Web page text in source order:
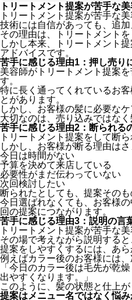
トリートメント提案が苦手な
トリートメント提案が苦手な
技術には自信があっても、追
その理由は、トリートメント
しかし本来、トリートメント
アドバイスです。
苦手に感じる理由1：押し売り
美容師がトリートメント提案
す。
特に長く通ってくれているお
とがあります。
しかし、お客様の髪に必要な
大切なのは、売り込みではな
苦手に感じる理由2：断られる
トリートメント提案をして断
しかし、お客様が断る理由はさ
今日は時間がない
予算を決めて来店している
必要性がまだ伝わっていない
次回検討したい
断られたとしても、提案その
今日選ばれなくても、お客様
回の提案につながります。
苦手に感じる理由3：説明の言
トリートメント提案が苦手な
その場で考えながら説明する
提案をしやすくするには、あ
例えばカラー後のお客様には
「今日のカラー後は毛先が乾
出やすくなります。」
このように、髪の状態と仕上
提案はメニュー名ではなく悩